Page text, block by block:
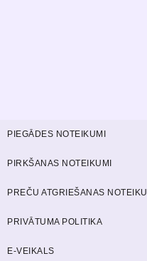
E-VEIKALS
PRIVĀTUMA POLITIKA
PREČU ATGRIEŠANAS
PIRKŠANAS NOTEIKUMI
PIEGĀDES NOTEIKUMI